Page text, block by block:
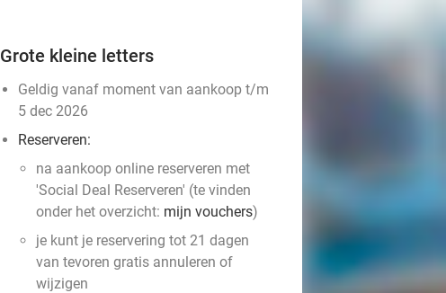
Grote kleine letters
Geldig vanaf moment van aankoop t/m
5 dec 2026
Reserveren:
na aankoop online reserveren met
'Social Deal Reserveren' (te vinden
onder het overzicht: mijn vouchers)
je kunt je reservering tot 21 dagen
van tevoren gratis annuleren of
wijzigen